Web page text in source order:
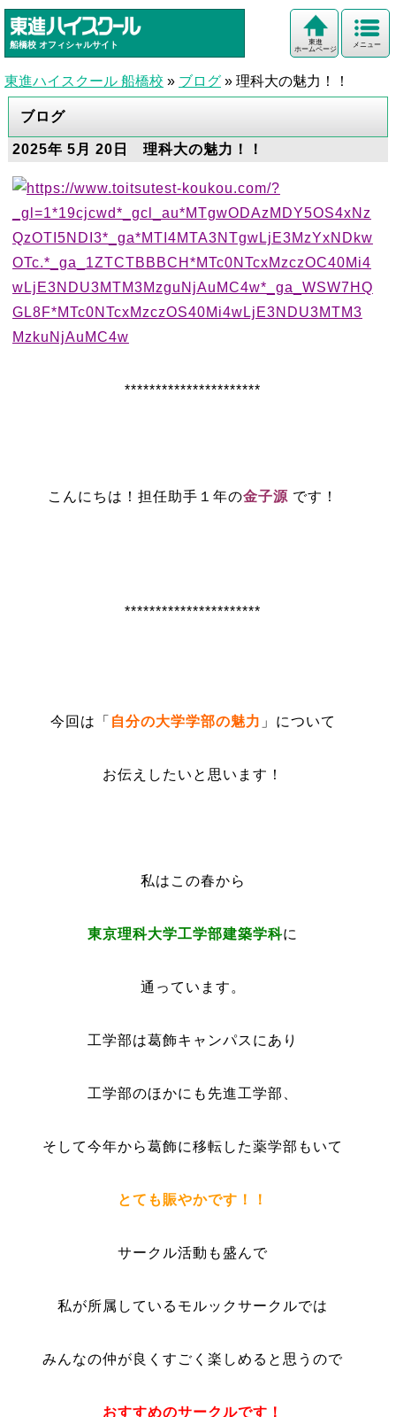
船橋校 オフィシャルサイト メニュー
東進
ホームページ
東進ハイスクール 船橋校 » ブログ » 理科大の魅力！！
ブログ
2025年 5月 20日 理科大の魅力！！
**********************
こんにちは！担任助手１年の金子源 です！
**********************
今回は「 自分の大学学部の魅力 」について
お伝えしたいと思います！
私はこの春から
東京理科大学工学部建築学科に
通っています。
工学部は葛飾キャンパス にあり
工学部のほかにも先進工学部、
そして今年から葛飾に移転した薬学部もいて
とても賑やかです！！
サークル活動も盛んで
私が所属しているモルックサークルでは
みんなの仲が良くすごく楽しめると思うので
おすすめのサークルです！